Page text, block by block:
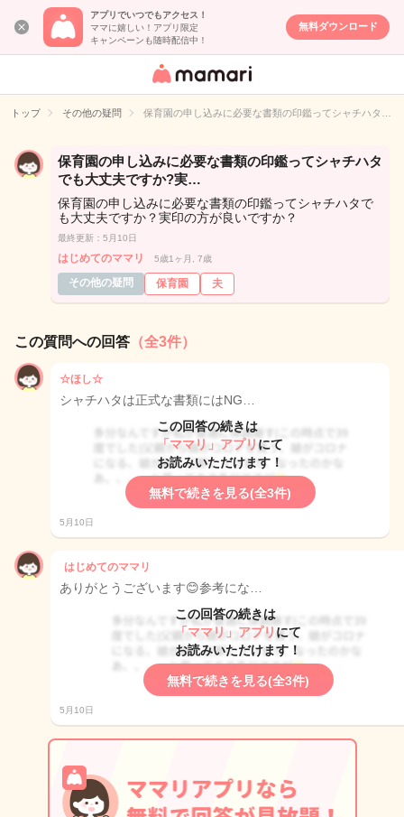
アプリでいつでもアクセス！
ママに嬉しい！アプリ限定
キャンペーンも随時配信中！
無料ダウンロード
女性専用匿名QA
イト
トップ その他の疑問 保育園の申し込みに必要な書類の印鑑ってシャチハタ…
保育園の申し込みに必要な書類の印鑑ってシャチハタ
でも大丈夫ですか?実…
保育園の申し込みに必要な書類の印鑑ってシャチハタで
も大丈夫ですか？実印の方が良いですか？
最終更新：5月10日
はじめてのママリ 5歳1ヶ月, 7歳
その他の疑問 保育園 夫
この質問への回答 （全3件）
☆ほし☆
シャチハタは正式な書類にはNG…
この回答の続きは
「ママリ」アプリ にて
お読みいただけます！
無料で続きを見る(全3件)
5月10日
はじめてのママリ
ありがとうございます😊参考にな…
この回答の続きは
「ママリ」アプリ にて
お読みいただけます！
無料で続きを見る(全3件)
5月10日